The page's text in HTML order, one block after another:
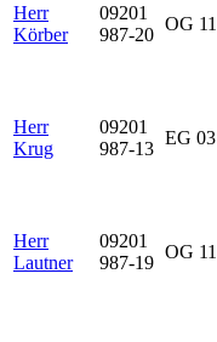
Herr
Körber
09201
987-20
OG 11
Herr
Krug
09201
987-13
EG 03
Herr
Lautner
09201
987-19
OG 11